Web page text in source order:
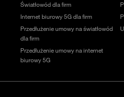
Światłowód dla firm
Internet biurowy 5G dla firm
Przedłużenie umowy na światłowód
dla firm
Przedłużenie umowy na internet
biurowy 5G